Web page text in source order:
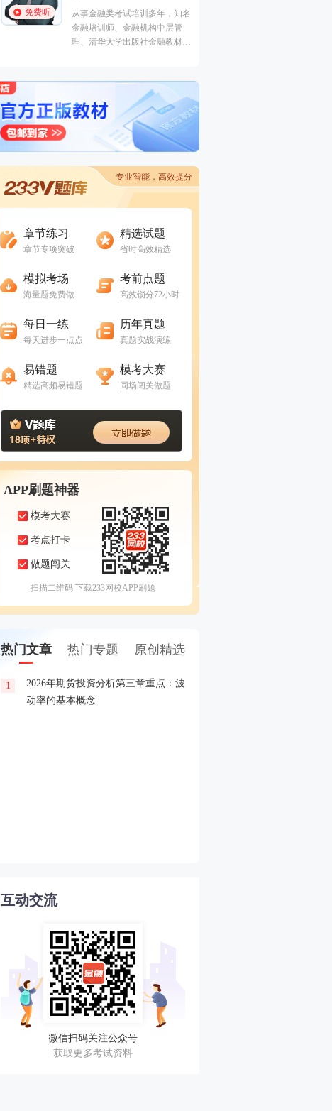
免费听
从事金融类考试培训多年，知名
金融培训师、金融机构中层管
理、清华大学出版社金融教材副
的“一哥”。
专业智能，高效提分
章节练习
章节专项突破
精选试题
省时高效精选
模拟考场
海量题免费做
考前点题
高效锁分72小时
每日一练
每天进步一点点
历年真题
真题实战演练
易错题
精选高频易错题
模考大赛
同场闯关做题
APP刷题神器
模考大赛
考点打卡
做题闯关
扫描二维码 下载233网校APP刷题
热门文章 热门专题 原创精选
1
2026年期货投资分析第三章重点：波
动率的基本概念
互动交流
微信扫码关注公众号
获取更多考试资料